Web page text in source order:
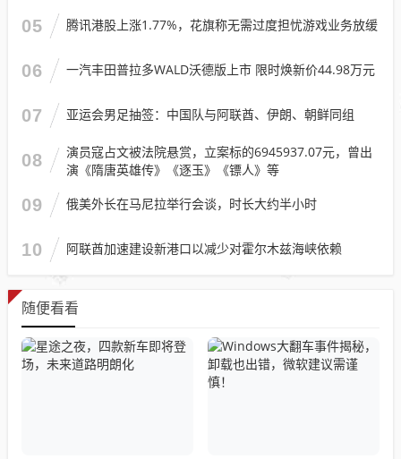
05 腾讯港股上涨1.77%，花旗称无需过度担忧游戏业务放缓
06 一汽丰田普拉多WALD沃德版上市 限时焕新价44.98万元
07 亚运会男足抽签：中国队与阿联酋、伊朗、朝鲜同组
08
演员寇占文被法院悬赏，立案标的6945937.07元，曾出
演《隋唐英雄传》《逐玉》《镖人》等
09 俄美外长在马尼拉举行会谈，时长大约半小时
10 阿联酋加速建设新港口以减少对霍尔木兹海峡依赖
随便看看